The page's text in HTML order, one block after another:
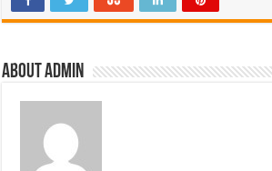
About admin